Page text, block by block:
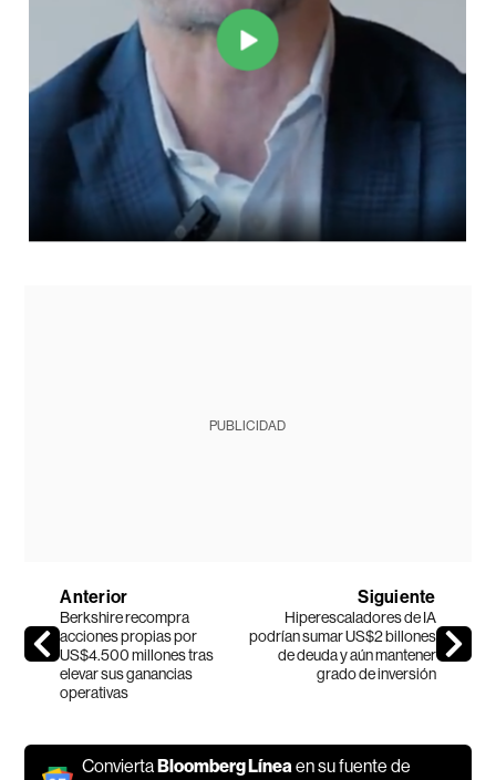
PUBLICIDAD
Anterior
Berkshire recompra
acciones propias por
US$4.500 millones tras
elevar sus ganancias
operativas
Siguiente
Hiperescaladores de IA
podrían sumar US$2 billones
de deuda y aún mantener
grado de inversión
ConviertaBloomberg Línea en su fuente de